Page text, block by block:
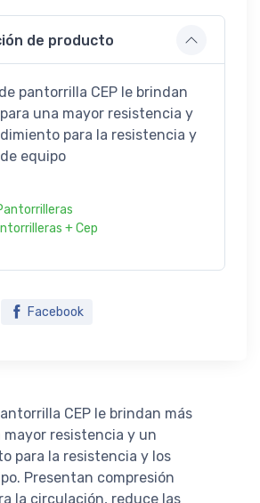
de producto
pantorrilla CEP le brindan
una mayor resistencia y
para la resistencia y
equipo
+ Cep
Facebook
CEP le brindan más
mayor resistencia y un
para la resistencia y los
Presentan compresión
la circulación, reduce las